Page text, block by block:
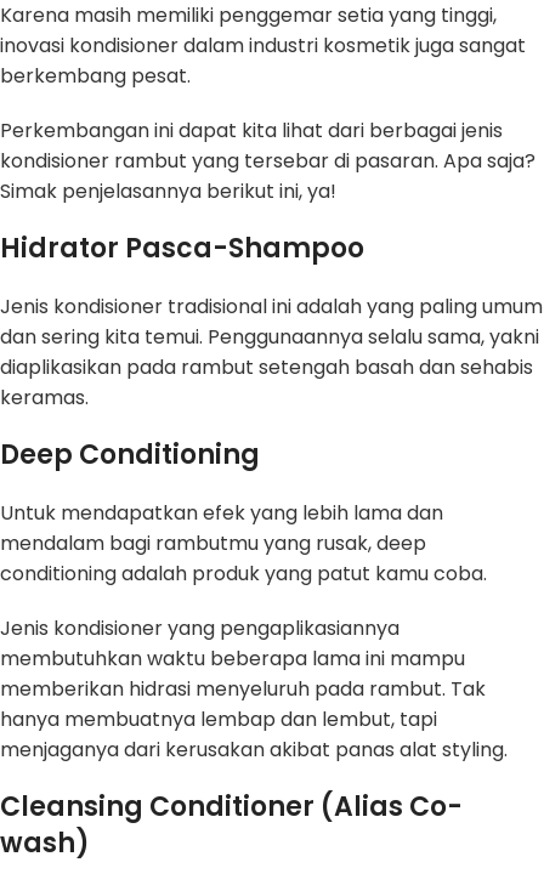
Karena masih memiliki penggemar setia yang tinggi,
inovasi kondisioner dalam industri kosmetik juga sangat
berkembang pesat.
Perkembangan ini dapat kita lihat dari berbagai jenis
kondisioner rambut yang tersebar di pasaran. Apa saja?
Simak penjelasannya berikut ini, ya!
Hidrator Pasca-Shampoo
Jenis kondisioner tradisional ini adalah yang paling umum
dan sering kita temui. Penggunaannya selalu sama, yakni
diaplikasikan pada rambut setengah basah dan sehabis
keramas.
Deep Conditioning
Untuk mendapatkan efek yang lebih lama dan
mendalam bagi rambutmu yang rusak, deep
conditioning adalah produk yang patut kamu coba.
Jenis kondisioner yang pengaplikasiannya
membutuhkan waktu beberapa lama ini mampu
memberikan hidrasi menyeluruh pada rambut. Tak
hanya membuatnya lembap dan lembut, tapi
menjaganya dari kerusakan akibat panas alat styling.
Cleansing Conditioner (Alias Co-
wash)